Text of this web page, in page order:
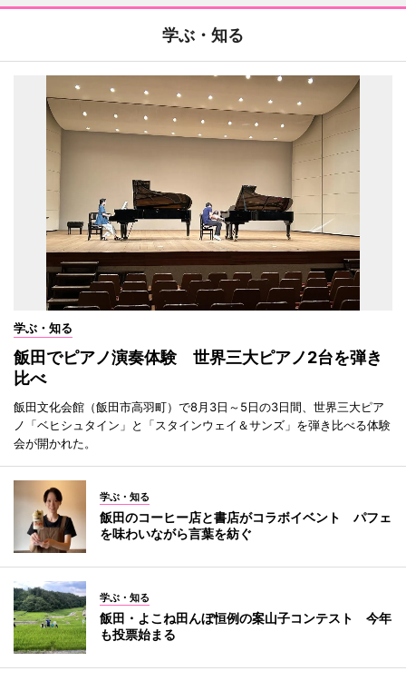
学ぶ・知る
学ぶ・知る
飯田でピアノ演奏体験 世界三大ピアノ2台を弾き
比べ
飯田文化会館（飯田市高羽町）で8月3日～5日の3日間、世界三大ピア
ノ「ベヒシュタイン」と「スタインウェイ＆サンズ」を弾き比べる体験
会が開かれた。
学ぶ・知る
飯田のコーヒー店と書店がコラボイベント パフェ
を味わいながら言葉を紡ぐ
学ぶ・知る
飯田・よこね田んぼ恒例の案山子コンテスト 今年
も投票始まる